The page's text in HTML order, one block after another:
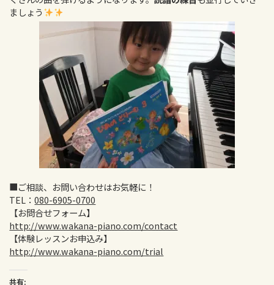
ましょう
■ご相談、お問い合わせはお気軽に！
TEL：080-6905-0700
【お問合せフォーム】
http://www.wakana-piano.com/contact
【体験レッスンお申込み】
http://www.wakana-piano.com/trial
共有: